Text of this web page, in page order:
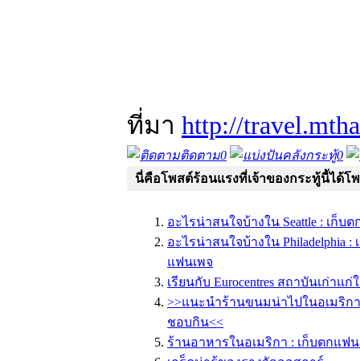
ที่มา http://
ติดตาม0 คลังกระทู้0
นี่คือโพสต์ร้อนแรงที่เจ้าของกระทู้นี้ได้โพ
อะไรน่าสนใจบ้างใน Seattle : เก็บ
อะไรน่าสนใจบ้างใน Philadelphia :
แฟนเพจ
เรียนกับ Eurocentres สถาบันเก่าแ
>>แนะนำร้านขนมน่าไปในอเมริก
ชอบกิน<<
ร้านอาหารในอเมริกา : เก็บตกแฟน